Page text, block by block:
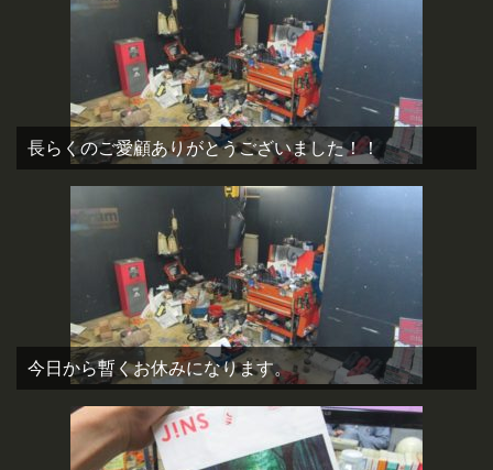
長らくのご愛顧ありがとうございました！！
今日から暫くお休みになります。